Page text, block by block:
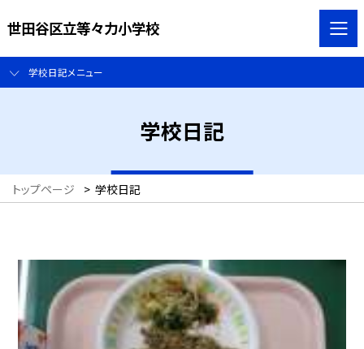
世田谷区立等々力小学校
学校日記メニュー
学校日記
トップページ > 学校日記